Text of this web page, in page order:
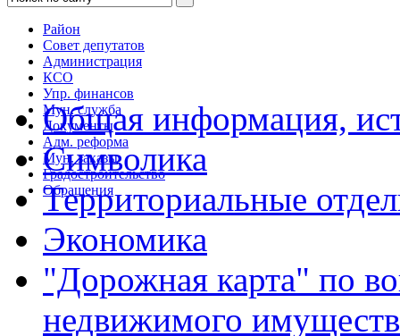
Район
Совет депутатов
Администрация
КСО
Упр. финансов
Мун. служба
Документы
Адм. реформа
Мун. заказы
Градостроительство
Обращения
Общая информация,
Символика
Территориальные
Экономика
"Дорожная карта" по
недвижимого